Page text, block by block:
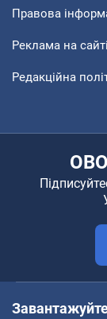
Правова
Реклама на сайті
Редакційна